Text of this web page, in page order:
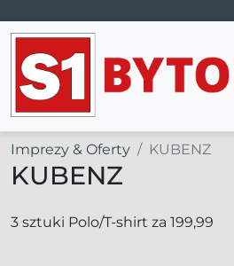
Main Navigation
Imprezy & Oferty KUBENZ
KUBENZ
3 sztuki Polo/T-shirt za 199,99